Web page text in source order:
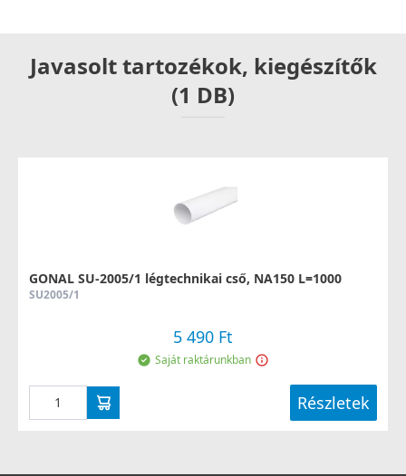
Javasolt tartozékok, kiegészítők
(1 DB)
GONAL SU-2005/1 légtechnikai cső, NA150 L=1000
SU2005/1
5 490 Ft
Saját raktárunkban
Részletek